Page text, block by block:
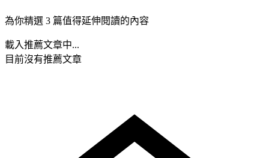
為你精選 3 篇值得延伸閱讀的內容
載入推薦文章中...
目前沒有推薦文章